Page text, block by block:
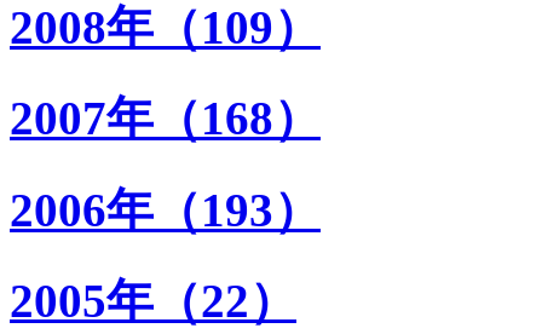
2008年（109）
2007年（168）
2006年（193）
2005年（22）